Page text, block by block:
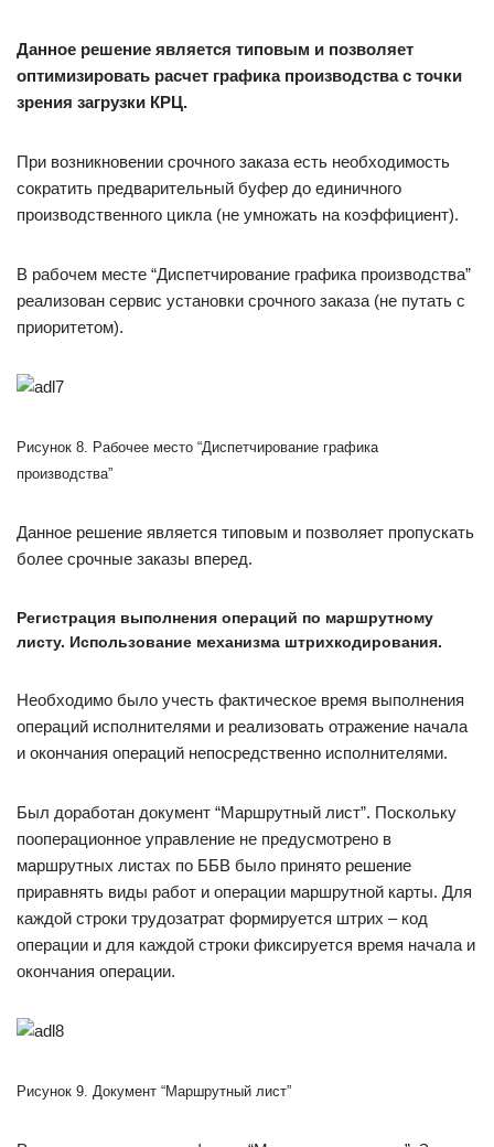
Данное решение является типовым и позволяет
оптимизировать расчет графика производства с точки
зрения загрузки КРЦ.
При возникновении срочного заказа есть необходимость
сократить предварительный буфер до единичного
производственного цикла (не умножать на коэффициент).
В рабочем месте “Диспетчирование графика производства”
реализован сервис установки срочного заказа (не путать с
приоритетом).
Рисунок 8. Рабочее место “Диспетчирование графика
производства”
Данное решение является типовым и позволяет пропускать
более срочные заказы вперед.
Регистрация выполнения операций по маршрутному
листу. Использование механизма штрихкодирования.
Необходимо было учесть фактическое время выполнения
операций исполнителями и реализовать отражение начала
и окончания операций непосредственно исполнителями.
Был доработан документ “Маршрутный лист”. Поскольку
пооперационное управление не предусмотрено в
маршрутных листах по ББВ было принято решение
приравнять виды работ и операции маршрутной карты. Для
каждой строки трудозатрат формируется штрих – код
операции и для каждой строки фиксируется время начала и
окончания операции.
Рисунок 9. Документ “Маршрутный лист”